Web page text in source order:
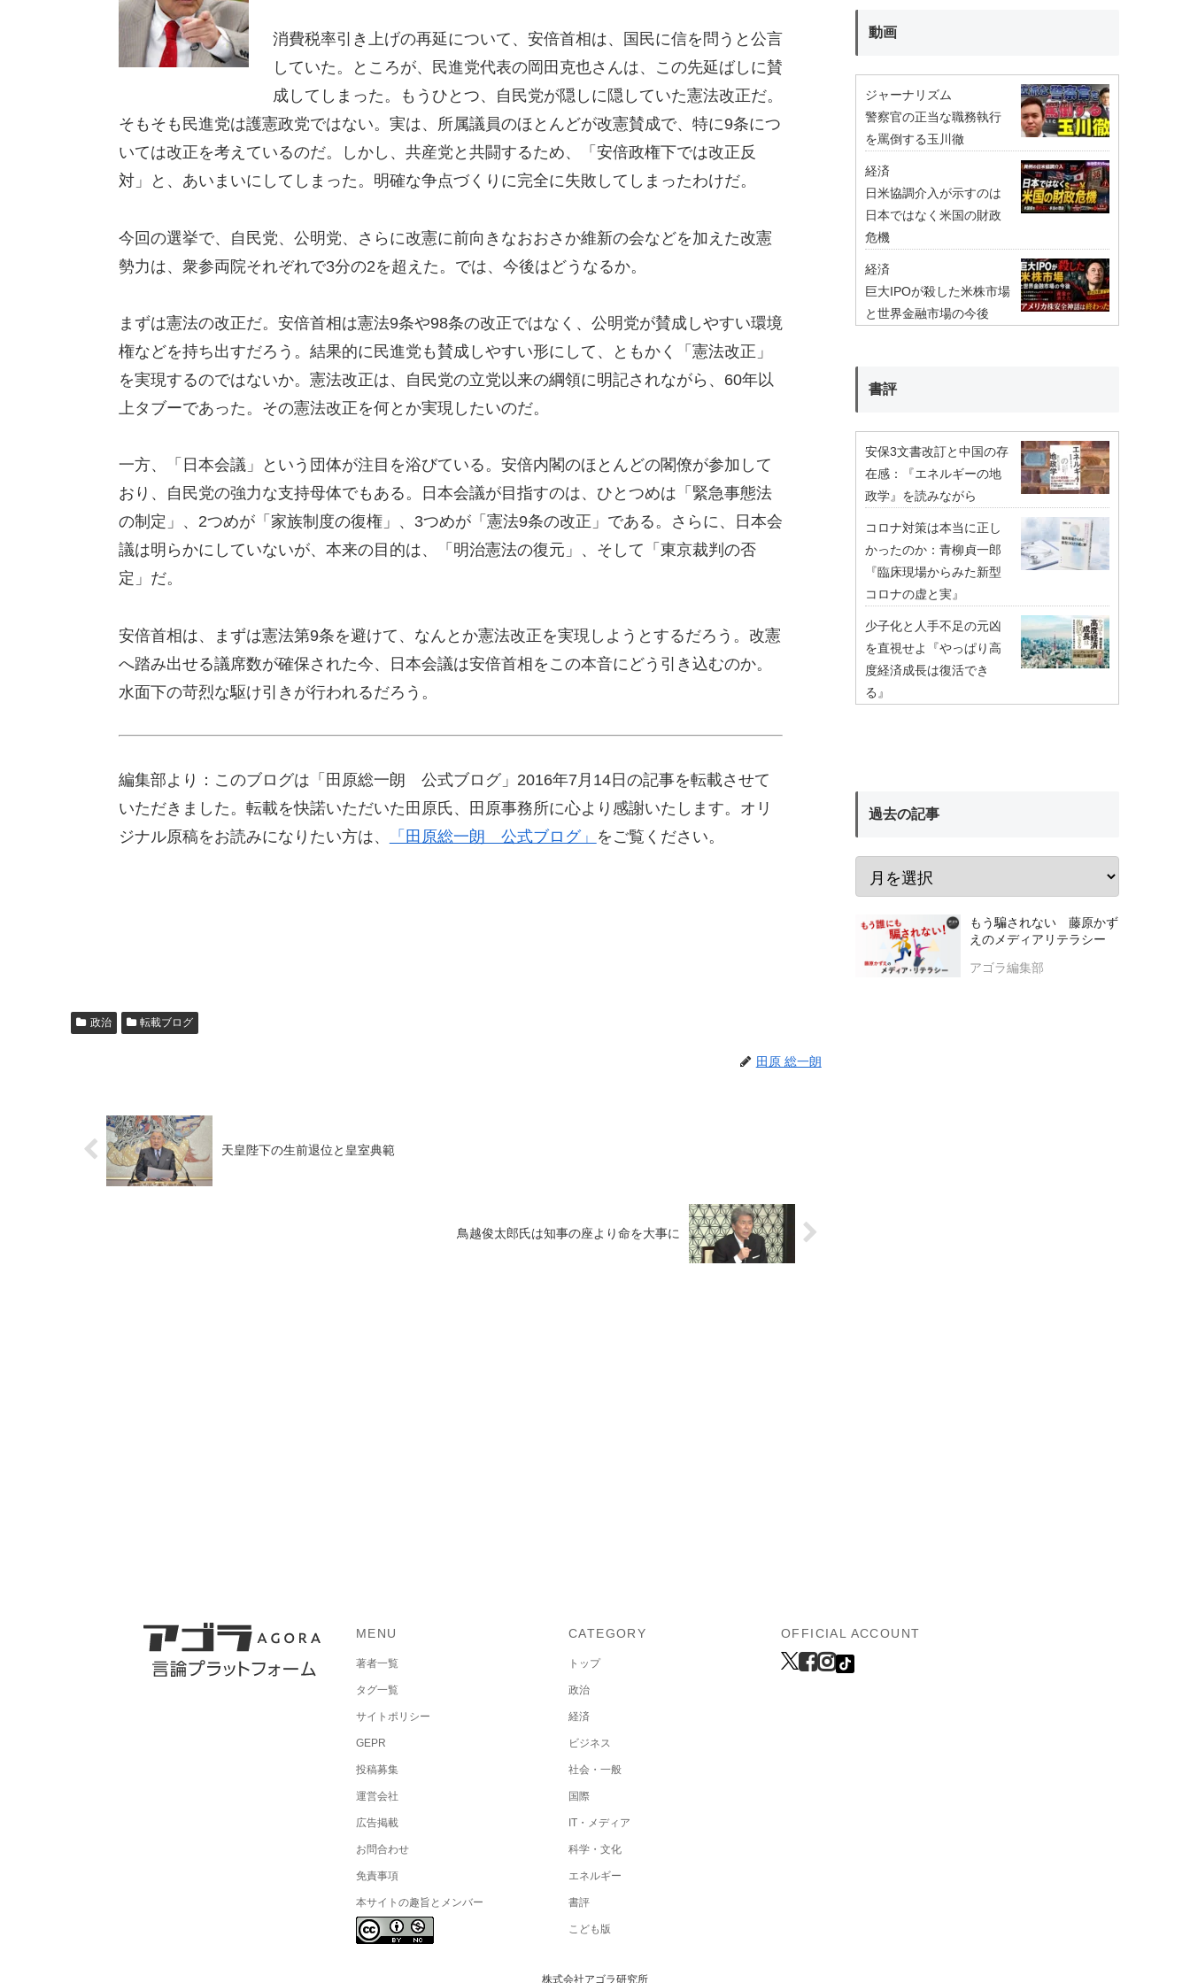
消費税率引き上げの再延について、安倍首相は、国民に信を問うと公言
していた。ところが、民進党代表の岡田克也さんは、この先延ばしに賛
成してしまった。もうひとつ、自民党が隠しに隠していた憲法改正だ。
そもそも民進党は護憲政党ではない。実は、所属議員のほとんどが改憲賛成で、特に9条につ
いては改正を考えているのだ。しかし、共産党と共闘するため、「安倍政権下では改正反
対」と、あいまいにしてしまった。明確な争点づくりに完全に失敗してしまったわけだ。
今回の選挙で、自民党、公明党、さらに改憲に前向きなおおさか維新の会などを加えた改憲
勢力は、衆参両院それぞれで3分の2を超えた。では、今後はどうなるか。
まずは憲法の改正だ。安倍首相は憲法9条や98条の改正ではなく、公明党が賛成しやすい環境
権などを持ち出すだろう。結果的に民進党も賛成しやすい形にして、ともかく「憲法改正」
を実現するのではないか。憲法改正は、自民党の立党以来の綱領に明記されながら、60年以
上タブーであった。その憲法改正を何とか実現したいのだ。
一方、「日本会議」という団体が注目を浴びている。安倍内閣のほとんどの閣僚が参加して
おり、自民党の強力な支持母体でもある。日本会議が目指すのは、ひとつめは「緊急事態法
の制定」、2つめが「家族制度の復権」、3つめが「憲法9条の改正」である。さらに、日本会
議は明らかにしていないが、本来の目的は、「明治憲法の復元」、そして「東京裁判の否
定」だ。
安倍首相は、まずは憲法第9条を避けて、なんとか憲法改正を実現しようとするだろう。改憲
へ踏み出せる議席数が確保された今、日本会議は安倍首相をこの本音にどう引き込むのか。
水面下の苛烈な駆け引きが行われるだろう。
編集部より：このブログは「田原総一朗 公式ブログ」2016年7月14日の記事を転載させて
いただきました。転載を快諾いただいた田原氏、田原事務所に心より感謝いたします。オリ
ジナル原稿をお読みになりたい方は、
「田原総一朗 公式ブログ」 をご覧ください。
政治 転載ブログ
田原 総一朗
天皇陛下の生前退位と皇室典範
鳥越俊太郎氏は知事の座より命を大事に
動画
ジャーナリズム
警察官の正当な職務執行
を罵倒する玉川徹
経済
日米協調介入が示すのは
日本ではなく米国の財政
危機
経済
巨大IPOが殺した米株市場
と世界金融市場の今後
書評
安保3文書改訂と中国の存
在感：『エネルギーの地
政学』を読みながら
コロナ対策は本当に正し
かったのか：青柳貞一郎
『臨床現場からみた新型
コロナの虚と実』
少子化と人手不足の元凶
を直視せよ『やっぱり高
度経済成長は復活でき
る』
過去の記事
もう騙されない 藤原かず
えのメディアリテラシー
アゴラ編集部
MENU
著者一覧
タグ一覧
サイトポリシー
GEPR
投稿募集
運営会社
広告掲載
お問合わせ
免責事項
本サイトの趣旨とメンバー
CATEGORY
トップ
政治
経済
ビジネス
社会・一般
国際
IT・メディア
科学・文化
エネルギー
書評
こども版
OFFICIAL ACCOUNT
株式会社アゴラ研究所